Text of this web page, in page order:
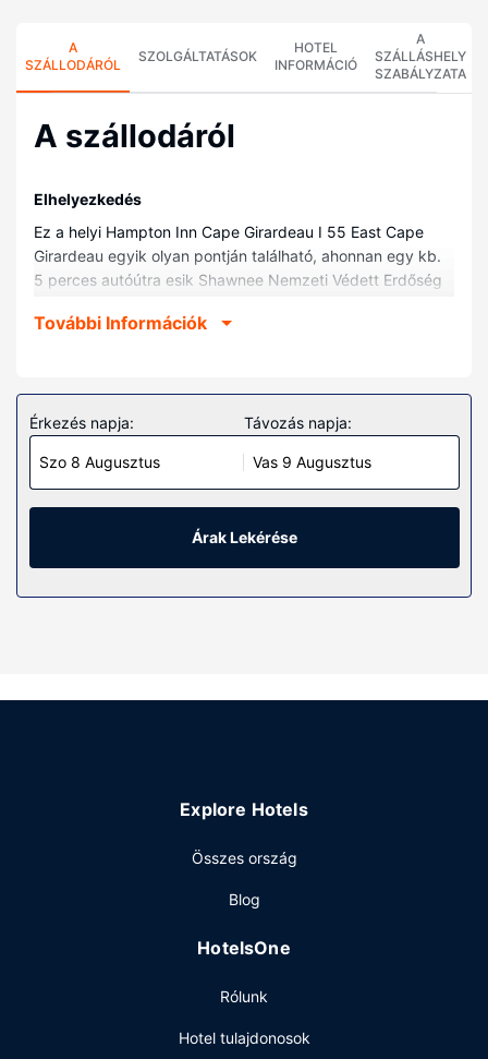
A
SZÁLLODÁRÓL
SZOLGÁLTATÁSOK
HOTEL
INFORMÁCIÓ
A
SZÁLLÁSHELY
SZABÁLYZATA
A szállodáról
Elhelyezkedés
Ez a helyi Hampton Inn Cape Girardeau I 55 East Cape
Girardeau egyik olyan pontján található, ahonnan egy kb.
5 perces autóútra esik Shawnee Nemzeti Védett Erdőség
található Szent Ferenc Orvosi Központ, ill. 3,7 km-re Saint
Helyezze magát kényelembe a(z) 86 szoba egyikében,
melyekben hűtőszekrény és síkképernyős televízió is
található. Kapcsolatban maradhat barátaival,
családtagjaival, vagy éppen üzleti ügyeit intézheti, hiszen
a szobákban ingyenes vezetékes és vezeték nélküli
internet is elérhető. Ezenkívül kábelcsatornák kínálata is az
kiegészítő szolgáltatásai között szerepelnek a
helyi snack bár/delikát kínálatával tud szolgálni. Ingyenes
reggeli naponta 6:00 és 10:00 között.
Egyéb felszereltség
További Információk
Érkezés napja:
Szo 8 Augusztus
Távozás napja:
Vas 9 Augusztus
Árak Lekérése
Explore Hotels
Összes ország
Blog
HotelsOne
Rólunk
Hotel tulajdonosok